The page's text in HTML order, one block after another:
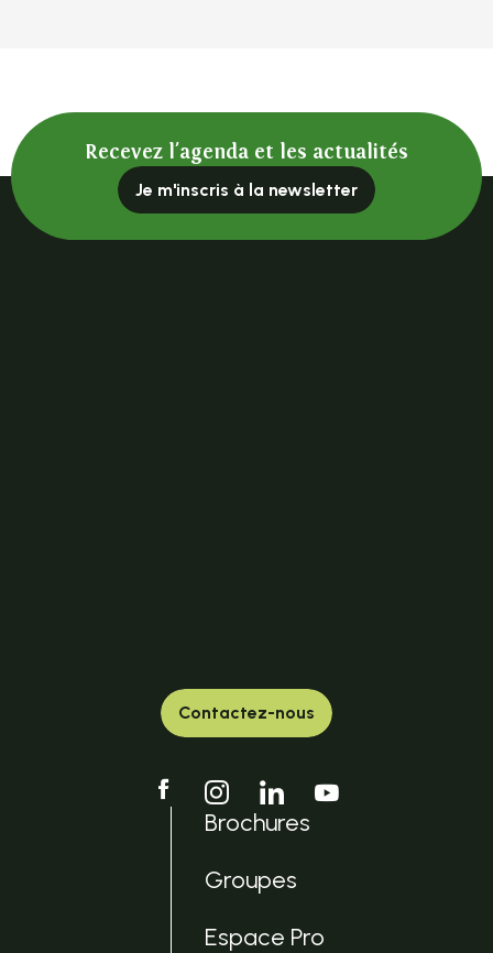
Recevez l'agenda et les actualités
Je m'inscris à la newsletter
Contactez-nous
Brochures
Groupes
Espace Pro